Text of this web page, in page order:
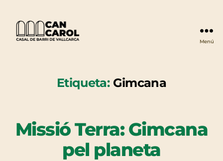
Menú
Etiqueta: Gimcana
Missió Terra: Gimcana
pel planeta